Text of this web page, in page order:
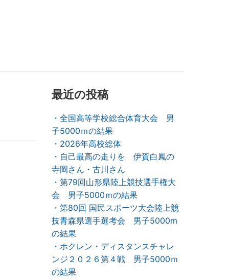
最近の投稿
・全国高等学校総合体育大会 男
子5000ｍの結果
・2026年高校総体
・自己最高の走りを 伊賀白鳳の
寺岡さん・古川さん
・第79回山形県陸上競技選手権大
会 男子5000ｍの結果
・第80回 国民スポーツ大会陸上競
技青森県選手選考会 男子5000m
の結果
・ホクレン・ディスタンスチャレ
ンジ２０２６第４戦 男子5000ｍ
の結果